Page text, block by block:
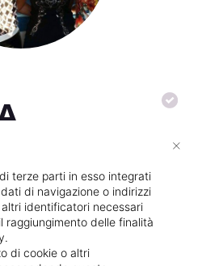
ELISIR di Delbarba d &
frequentata
terze parti in esso integrati
di navigazione o indirizzi
identificatori necessari
raggiungimento delle finalità
di cookie o altri
×